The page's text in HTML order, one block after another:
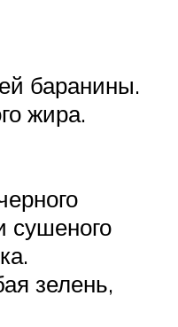
баранины.
жира.
сушеного
зелень,